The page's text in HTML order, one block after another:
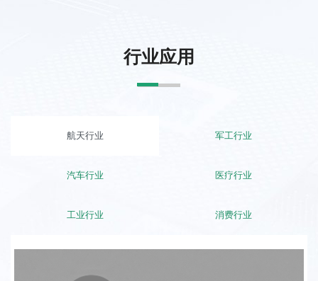
行业应用
航天行业 军工行业
汽车行业 医疗行业
工业行业 消费行业